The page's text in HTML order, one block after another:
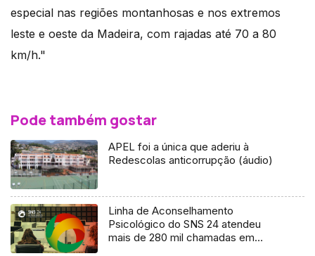
especial nas regiões montanhosas e nos extremos
leste e oeste da Madeira, com rajadas até 70 a 80
km/h."
Pode também gostar
APEL foi a única que aderiu à
Redescolas anticorrupção (áudio)
Linha de Aconselhamento
Psicológico do SNS 24 atendeu
mais de 280 mil chamadas em